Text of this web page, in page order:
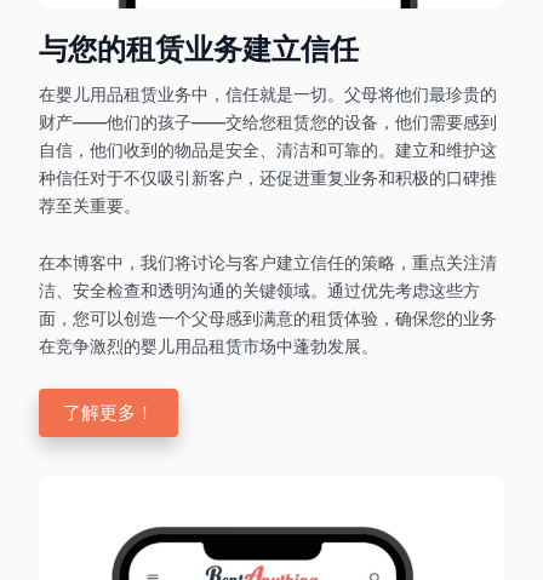
与您的租赁业务建立信任
在婴儿用品租赁业务中，信任就是一切。父母将他们最珍贵的
财产——他们的孩子——交给您租赁您的设备，他们需要感到
自信，他们收到的物品是安全、清洁和可靠的。建立和维护这
种信任对于不仅吸引新客户，还促进重复业务和积极的口碑推
荐至关重要。
在本博客中，我们将讨论与客户建立信任的策略，重点关注清
洁、安全检查和透明沟通的关键领域。通过优先考虑这些方
面，您可以创造一个父母感到满意的租赁体验，确保您的业务
在竞争激烈的婴儿用品租赁市场中蓬勃发展。
了解更多！